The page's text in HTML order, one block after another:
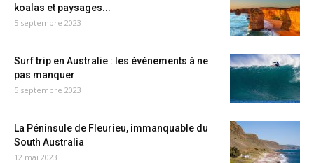
koalas et paysages...
5 septembre 2023
Surf trip en Australie : les événements à ne
pas manquer
5 septembre 2023
La Péninsule de Fleurieu, immanquable du
South Australia
12 mai 2023